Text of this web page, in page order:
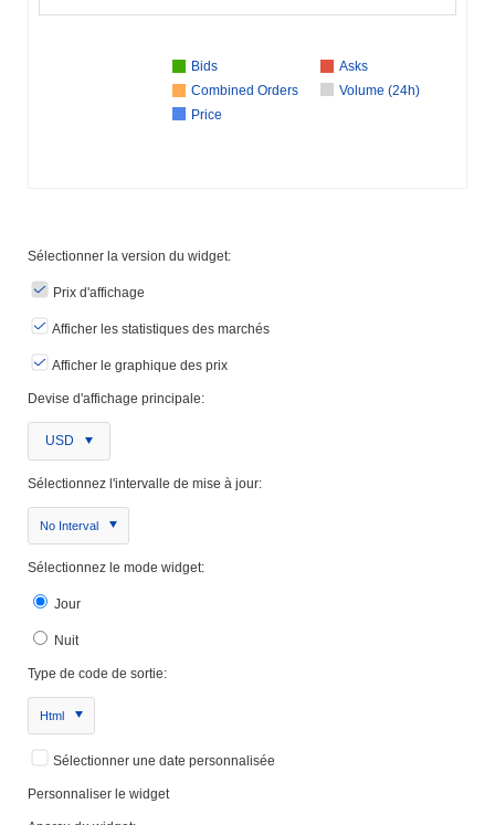
Bids
Asks
Combined Orders
Volume (24h)
Price
Sélectionner la version du widget:
Prix ​​d'affichage
Afficher les statistiques des marchés
Afficher le graphique des prix
Devise d'affichage principale:
USD
Sélectionnez l'intervalle de mise à jour:
No Interval
Sélectionnez le mode widget:
Jour
Nuit
Type de code de sortie:
Html
Sélectionner une date personnalisée
Personnaliser le widget